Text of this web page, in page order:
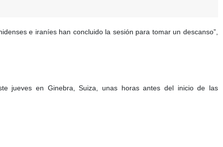
e iraníes han concluido la sesión para tomar un descanso”,
jueves en Ginebra, Suiza, unas horas antes del inicio de las